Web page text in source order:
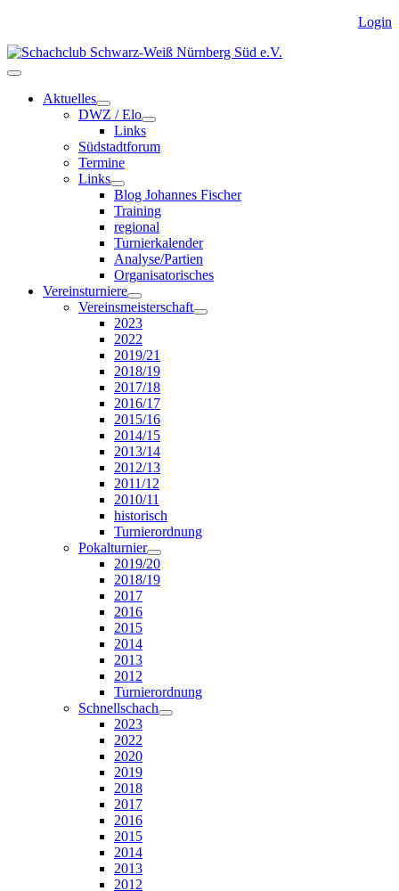
Login
Aktuelles
DWZ / Elo
Links
Südstadtforum
Termine
Links
Blog Johannes Fischer
Training
regional
Turnierkalender
Analyse/Partien
Organisatorisches
Vereinsturniere
Vereinsmeisterschaft
2023
2022
2019/21
2018/19
2017/18
2016/17
2015/16
2014/15
2013/14
2012/13
2011/12
2010/11
historisch
Turnierordnung
Pokalturnier
2019/20
2018/19
2017
2016
2015
2014
2013
2012
Turnierordnung
Schnellschach
2023
2022
2020
2019
2018
2017
2016
2015
2014
2013
2012